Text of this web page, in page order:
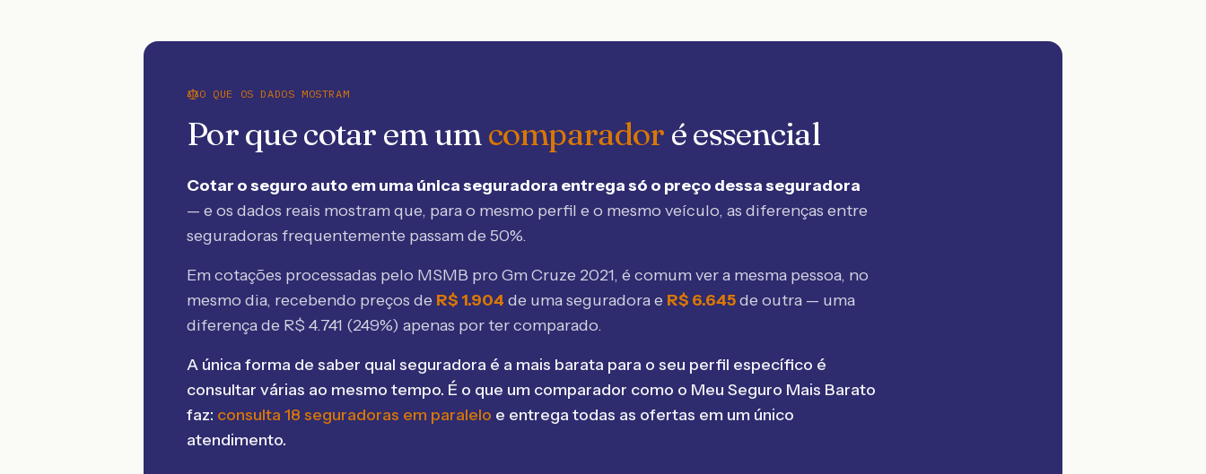
O QUE OS DADOS MOSTRAM
Por que cotar em umcomparador é essencial
Cotar o seguro auto em uma única seguradora entrega só o preço dessa seguradora
— e os dados reais mostram que, para o mesmo perfil e o mesmo veículo, as diferenças entre
seguradoras frequentemente passam de 50%.
Em cotações processadas pelo MSMB pro Gm Cruze 2021, é comum ver a mesma pessoa, no
mesmo dia, recebendo preços de R$ 1.904 de uma seguradora e R$ 6.645de outra — uma
diferença de R$ 4.741 (249%) apenas por ter comparado.
A única forma de saber qual seguradora é a mais barata para o seu perfil específico é
consultar várias ao mesmo tempo. É o que um comparador como o Meu Seguro Mais Barato
faz: consulta 18 seguradoras em paralelo e entrega todas as ofertas em um único
atendimento.